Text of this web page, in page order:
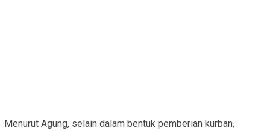
Menurut Agung, selain dalam bentuk pemberian kurban,